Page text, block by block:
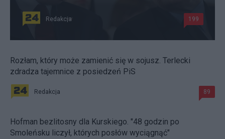
Redakcja 199
Rozłam, który może zamienić się w sojusz. Terlecki
zdradza tajemnice z posiedzeń PiS
Redakcja 89
Hofman bezlitosny dla Kurskiego. "48 godzin po
Smoleńsku liczył, których posłów wyciągnąć"